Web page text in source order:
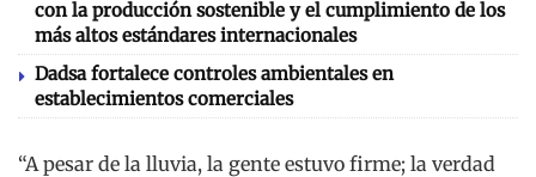
con la producción sostenible y el cumplimiento de los
más altos estándares internacionales
Dadsa fortalece controles ambientales en
establecimientos comerciales
“A pesar de la lluvia, la gente estuvo firme; la verdad